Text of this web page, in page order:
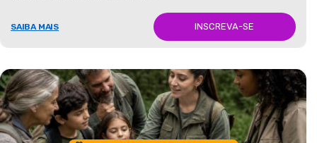
SAIBA MAIS INSCREVA-SE